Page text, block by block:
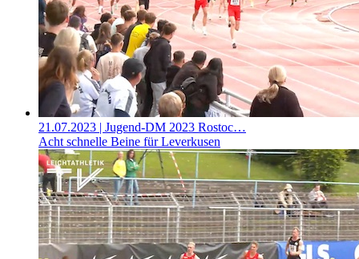
21.07.2023 | Jugend-DM 2023 Rostoc…
Acht schnelle Beine für Leverkusen